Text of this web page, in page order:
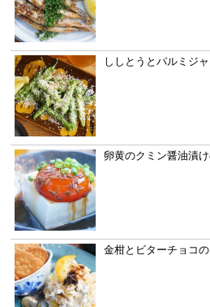
ししとうとパルミジ
卵黄のクミン醤油漬
金柑とビターチョコ